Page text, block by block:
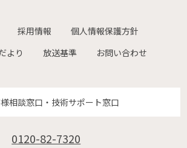
採用情報
個人情報保護方針
より
放送基準 お問い合わせ
相談窓口・技術サポート窓口
0120-82-7320